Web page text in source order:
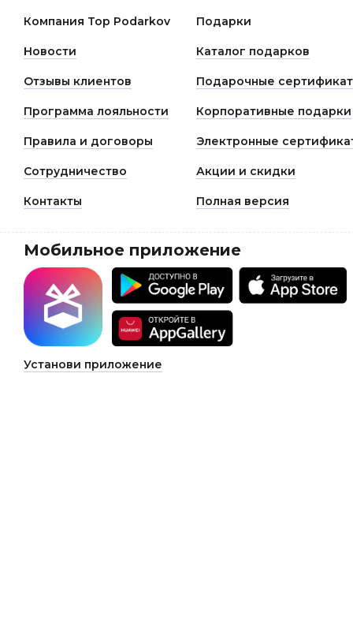
Компания Top Podarkov Подарки
Новости Каталог подарков
Отзывы клиентов Подарочные
Программа лояльности Корпоративные подарки
Правила и договоры Электронные
Сотрудничество Акции и скидки
Контакты Полная версия
Мобильное приложение
Установи приложение